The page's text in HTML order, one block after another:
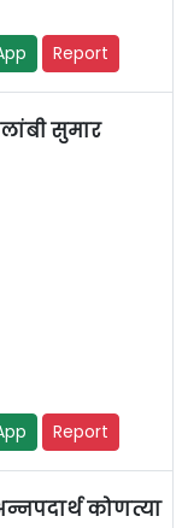
Report
सुमार
Report
कोणत्या